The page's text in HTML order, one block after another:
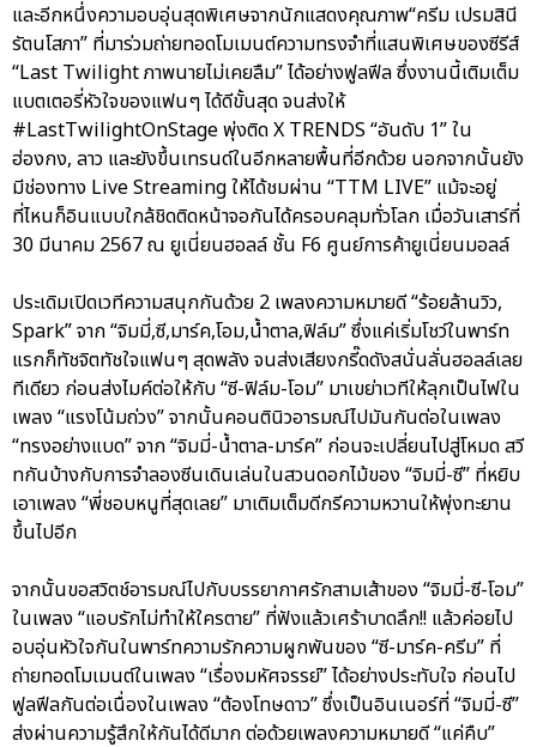
และอีกหนึ่งความอบอุ่นสุดพิเศษจากนักแสดงคุณภาพ“ครีม เปรมสินี
รัตนโสภา” ที่มาร่วมถ่ายทอดโมเมนต์ความทรงจำที่แสนพิเศษของซีรีส์
“Last Twilight ภาพนายไม่เคยลืม” ได้อย่างฟูลฟีล ซึ่งงานนี้เติมเต็ม
แบตเตอรี่หัวใจของแฟนๆ ได้ดีขั้นสุด จนส่งให้
#LastTwilightOnStage พุ่งติด X TRENDS “อันดับ 1” ใน
ฮ่องกง, ลาว และยังขึ้นเทรนด์ในอีกหลายพื้นที่อีกด้วย นอกจากนั้นยัง
มีช่องทาง Live Streaming ให้ได้ชมผ่าน “TTM LIVE” แม้จะอยู่
ที่ไหนก็อินแบบใกล้ชิดติดหน้าจอกันได้ครอบคลุมทั่วโลก เมื่อวันเสาร์ที่
30 มีนาคม 2567 ณ ยูเนี่ยนฮอลล์ ชั้น F6 ศูนย์การค้ายูเนี่ยนมอลล์
ประเดิมเปิดเวทีความสนุกกันด้วย 2 เพลงความหมายดี “ร้อยล้านวิว,
Spark” จาก “จิมมี่,ซี,มาร์ค,โอม,น้ำตาล,ฟิล์ม” ซึ่งแค่เริ่มโชว์ในพาร์ท
แรกก็ทัชจิตทัชใจแฟนๆ สุดพลัง จนส่งเสียงกรี๊ดดังสนั่นลั่นฮอลล์เลย
ทีเดียว ก่อนส่งไมค์ต่อให้กับ “ซี-ฟิล์ม-โอม” มาเขย่าเวทีให้ลุกเป็นไฟใน
เพลง “แรงโน้มถ่วง” จากนั้นคอนตินิวอารมณ์ไปมันกันต่อในเพลง
“ทรงอย่างแบด” จาก “จิมมี่-น้ำตาล-มาร์ค” ก่อนจะเปลี่ยนไปสู่โหมด สวี
ทกันบ้างกับการจำลองซีนเดินเล่นในสวนดอกไม้ของ “จิมมี่-ซี” ที่หยิบ
เอาเพลง “พี่ชอบหนูที่สุดเลย” มาเติมเต็มดีกรีความหวานให้พุ่งทะยาน
ขึ้นไปอีก
จากนั้นขอสวิตช์อารมณ์ไปกับบรรยากาศรักสามเส้าของ “จิมมี่-ซี-โอม”
ในเพลง “แอบรักไม่ทำให้ใครตาย” ที่ฟังแล้วเศร้าบาดลึก!! แล้วค่อยไป
อบอุ่นหัวใจกันในพาร์ทความรักความผูกพันของ “ซี-มาร์ค-ครีม” ที่
ถ่ายทอดโมเมนต์ในเพลง “เรื่องมหัศจรรย์” ได้อย่างประทับใจ ก่อนไป
ฟูลฟีลกันต่อเนื่องในเพลง “ต้องโทษดาว” ซึ่งเป็นอินเนอร์ที่ “จิมมี่-ซี”
ส่งผ่านความรู้สึกให้กันได้ดีมาก ต่อด้วยเพลงความหมายดี “แค่คืบ”